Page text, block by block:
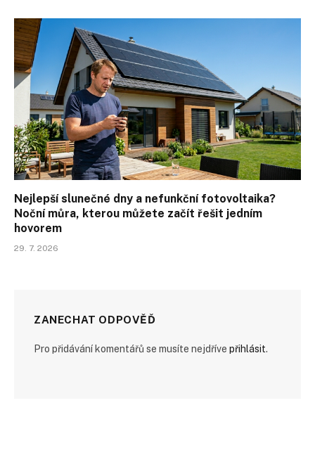
Nejlepší slunečné dny a nefunkční fotovoltaika?
Noční můra, kterou můžete začít řešit jedním
hovorem
29. 7. 2026
ZANECHAT ODPOVĚĎ
Pro přidávání komentářů se musíte nejdříve přihlásit.